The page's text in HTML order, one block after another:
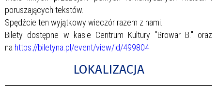
poruszających tekstów.
Spędźcie ten wyjątkowy wieczór razem z nami.
Bilety dostępne w kasie Centrum Kultury "Browar B." oraz
na https://biletyna.pl/event/view/id/499804
LOKALIZACJA